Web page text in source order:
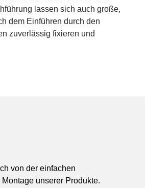
lassen sich auch große,
dem Einführen durch den
zuverlässig fixieren und
von der einfachen
unserer Produkte.